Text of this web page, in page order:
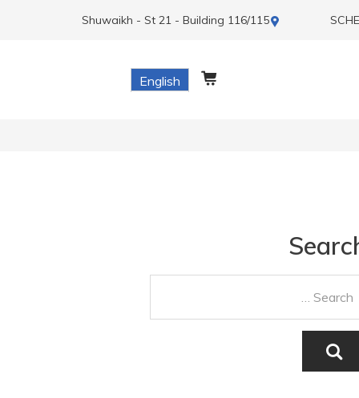
Shuwaikh - St 21 - Building 116/115
English